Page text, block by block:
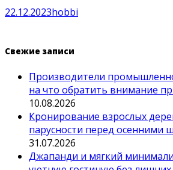
22.12.2023hobbi
Свежие записи
Производители
на что обратить внимание
10.08.2026
Кронирование взрослых
парусности перед осенними
31.07.2026
Джапанди и мягкий